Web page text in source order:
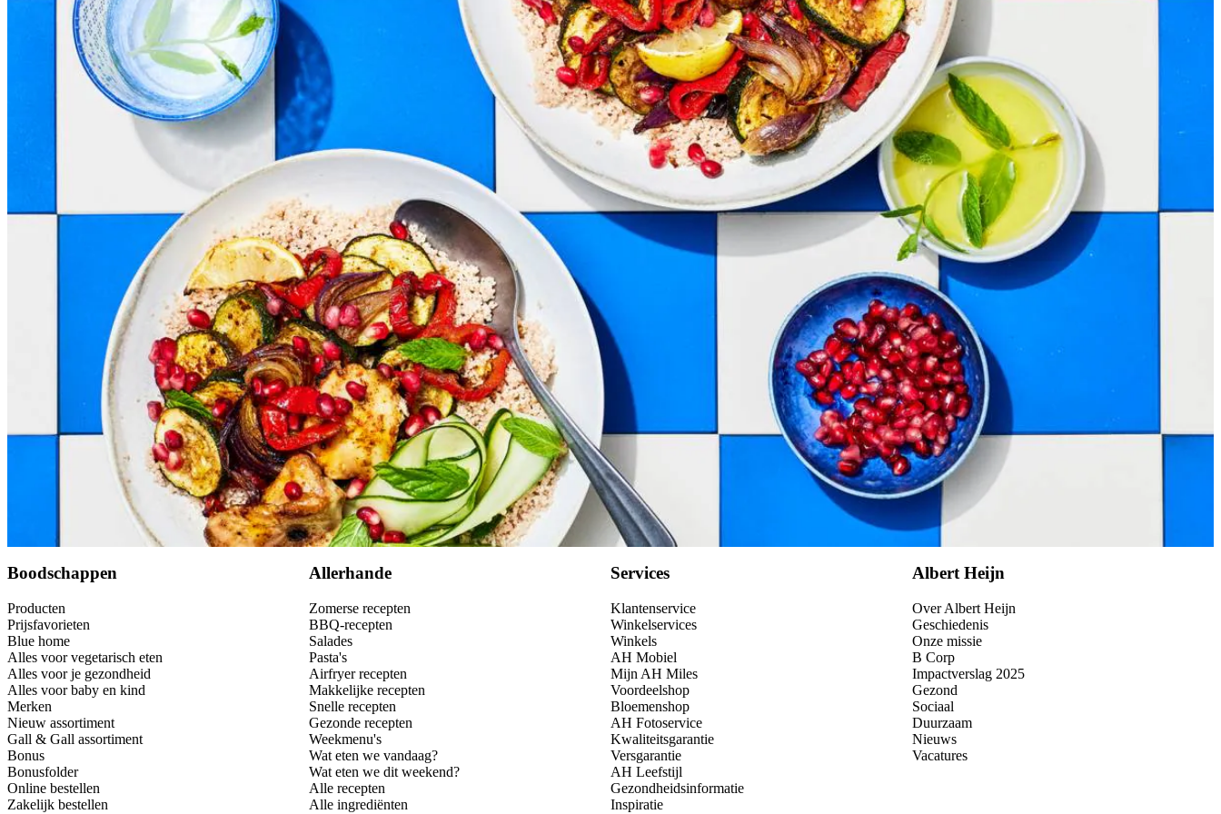
ras el hanout
scharrelkipdijfilets
verse munt
biologische volkorencouscous
granaatappelpitjes
Kies producten
Dit heb je nodig
Boodschappen
Producten
Prijsfavorieten
Blue home
Alles voor vegetarisch eten
Alles voor je gezondheid
Alles voor baby en kind
Merken
Nieuw assortiment
Gall & Gall assortiment
Bonus
Bonusfolder
Online bestellen
Zakelijk bestellen
Allerhande
Zomerse recepten
BBQ-recepten
Salades
Pasta's
Airfryer recepten
Makkelijke recepten
Snelle recepten
Gezonde recepten
Weekmenu's
Wat eten we vandaag?
Wat eten we dit weekend?
Alle recepten
Alle ingrediënten
Services
Klantenservice
Winkelservices
Winkels
AH Mobiel
Mijn AH Miles
Voordeelshop
Bloemenshop
AH Fotoservice
Kwaliteitsgarantie
Versgarantie
AH Leefstijl
Gezondheidsinformatie
Inspiratie
Albert Heijn
Over Albert Heijn
Geschiedenis
Onze missie
B Corp
Impactverslag 2025
Gezond
Sociaal
Duurzaam
Nieuws
Vacatures